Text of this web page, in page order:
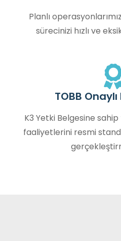
Planlı
sürecinizi hızlı ve
TOBB
K3 Yetki Belgesine sahip
faaliyetlerini resmi